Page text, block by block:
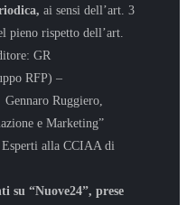
ai sensi dell’art. 3
pieno rispetto dell’art.
GR
RFP) –
Ruggiero,
e Marketing”
alla CCIAA di
su “Nuove24”, prese